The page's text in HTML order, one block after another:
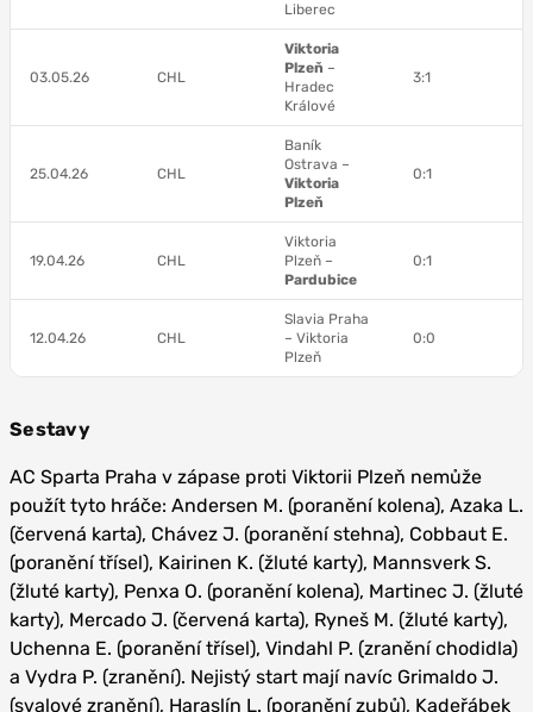
Liberec
03.05.26 CHL
Viktoria
Plzeň –
Hradec
Králové
3:1
25.04.26 CHL
Baník
Ostrava –
Viktoria
Plzeň
0:1
19.04.26 CHL
Viktoria
Plzeň –
Pardubice
0:1
12.04.26 CHL
Slavia Praha
– Viktoria
Plzeň
0:0
Sestavy
AC Sparta Praha v zápase proti Viktorii Plzeň nemůže
použít tyto hráče: Andersen M. (poranění kolena), Azaka L.
(červená karta), Chávez J. (poranění stehna), Cobbaut E.
(poranění třísel), Kairinen K. (žluté karty), Mannsverk S.
(žluté karty), Penxa O. (poranění kolena), Martinec J. (žluté
karty), Mercado J. (červená karta), Ryneš M. (žluté karty),
Uchenna E. (poranění třísel), Vindahl P. (zranění chodidla)
a Vydra P. (zranění). Nejistý start mají navíc Grimaldo J.
(svalové zranění), Haraslín L. (poranění zubů), Kadeřábek